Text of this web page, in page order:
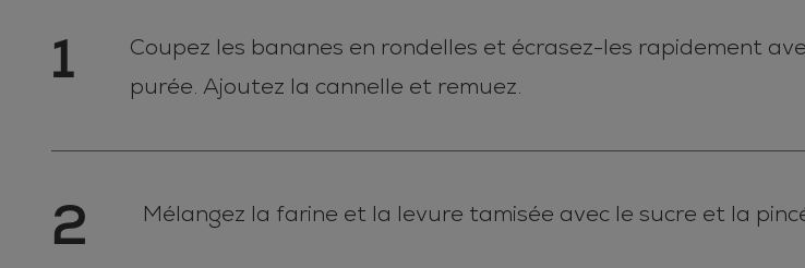
1
Coupez les bananes en rondelles et écrasez-les rapidement
purée. Ajoutez la cannelle et remuez.
2 Mélangez la farine et la levure tamisée avec le sucre et la